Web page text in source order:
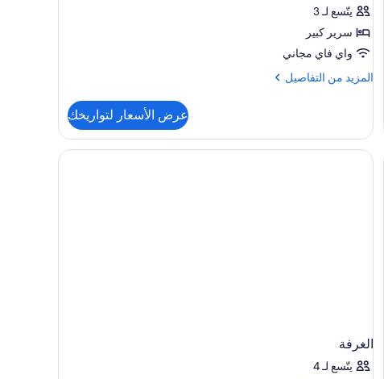
يتّسع لـ 3
سرير كبير
واي فاي مجاني
المزيد من التفاصيل
المزيد
جناح
جونيور
عرض الأسعار لتواريخك
الغرفة ومكتب
الغرفة
يتّسع لـ 4